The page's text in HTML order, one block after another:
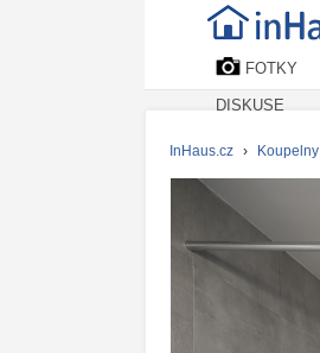
FOTKY
DISKUSE
InHaus.cz › Koupelny